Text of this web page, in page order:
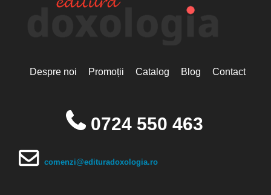
Despre noi Promoții Catalog Blog Contact
0724 550 463
comenzi@edituradoxologia.ro